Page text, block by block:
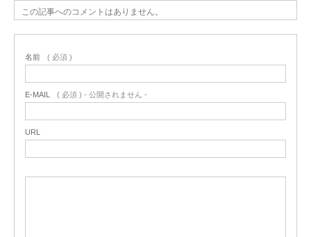
この記事へのコメントはありません。
名前 ( 必須 )
E-MAIL ( 必須 ) - 公開されません -
URL